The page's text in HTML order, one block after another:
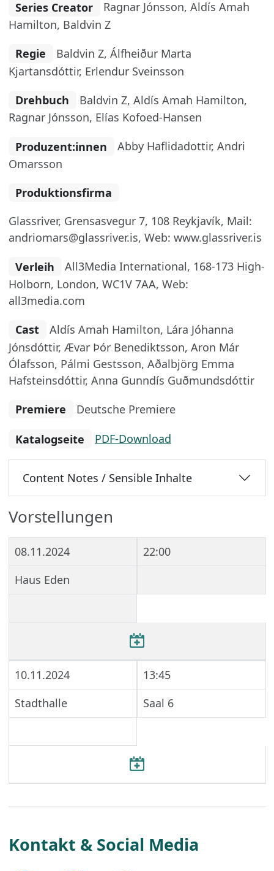
Series Creator
Ragnar Jónsson, Aldís Amah
Hamilton, Baldvin Z
Regie
Baldvin Z, Álfheiður Marta
Kjartansdóttir, Erlendur Sveinsson
Drehbuch
Baldvin Z, Aldís Amah Hamilton,
Ragnar Jónsson, Elías Kofoed-Hansen
Produzent:innen
Abby Haflidadottir, Andri
Omarsson
Produktionsfirma
Glassriver, Grensasvegur 7, 108 Reykjavík, Mail:
andriomars@glassriver.is, Web: www.glassriver.is
Verleih
All3Media International, 168-173 High-
Holborn, London, WC1V 7AA, Web:
all3media.com
Cast
Aldís Amah Hamilton, Lára Jóhanna
Jónsdóttir, Ævar Þór Benediktsson, Aron Már
Ólafsson, Pálmi Gestsson, Aðalbjörg Emma
Hafsteinsdóttir, Anna Gunndís Guðmundsdóttir
Premiere
Deutsche Premiere
Katalogseite PDF-Download
Content Notes / Sensible Inhalte
Vorstellungen
08.11.2024
22:00
Haus Eden
10.11.2024
13:45
Stadthalle
Saal 6
Kontakt & Social Media